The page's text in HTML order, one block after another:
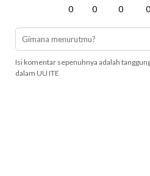
0 0 0 0
Isi komentar sepenuhnya adalah
dalam UU ITE